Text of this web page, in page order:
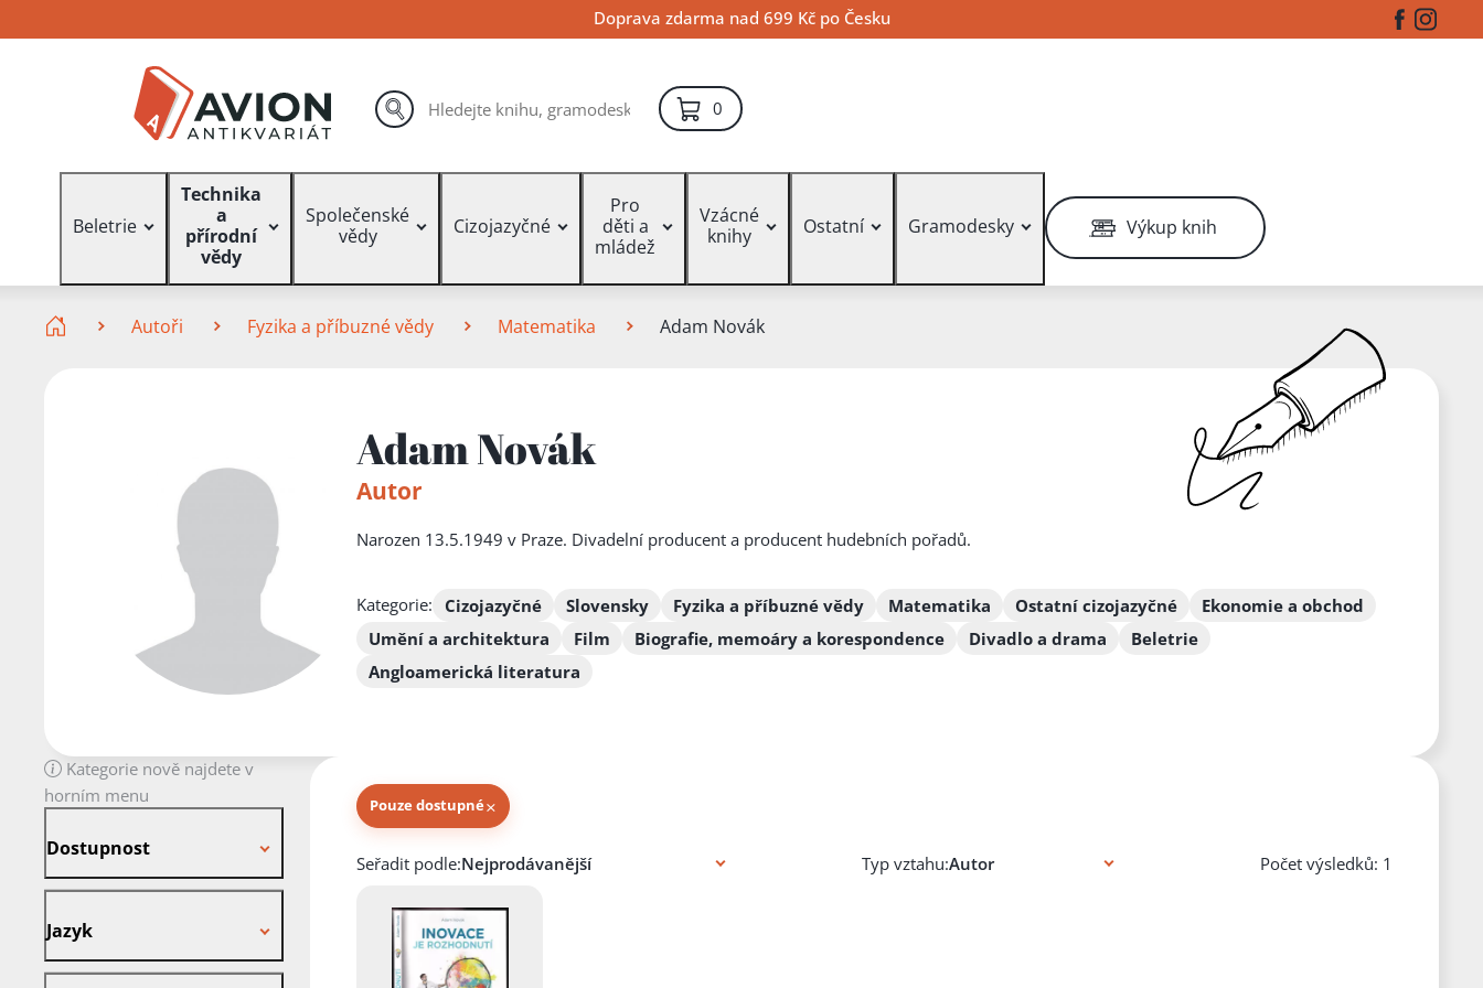
na
na
na
Doprava zdarma nad 699 Kč po Česku Facebook
Vyhledávání hledat
0položek – košík
Beletrie
Technika
a
přírodní
vědy
Společenské
vědy
Cizojazyčné
Pro
děti a
mládež
Vzácné
knihy
Ostatní Gramodesky Výkup knih
Autoři Fyzika a příbuzné vědy Matematika Adam Novák
Adam Novák
Autor
Narozen 13.5.1949 v Praze. Divadelní producent a producent hudebních pořadů.
Kategorie: Cizojazyčné Slovensky Fyzika a příbuzné vědy Matematika Ostatní cizojazyčné
Ekonomie a obchod
Umění a architektura
Film Biografie, memoáry a korespondence Divadlo a drama
Beletrie
Angloamerická literatura
Kategorie nově najdete v
horním menu
Dostupnost
Jazyk
Pouze dostupné×
Knihy autora
Seřadit podle: Typ vztahu: Počet výsledků: 1